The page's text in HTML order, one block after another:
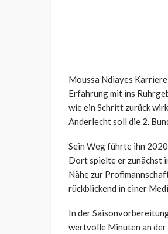
Moussa Ndiayes
Erfahrung mit ins
wie ein Schritt zurück
Anderlecht soll die 2.
Sein Weg führte ihn
Dort spielte er zunächst
Nähe zur
rückblickend in einer
In der
wertvolle Minuten an der